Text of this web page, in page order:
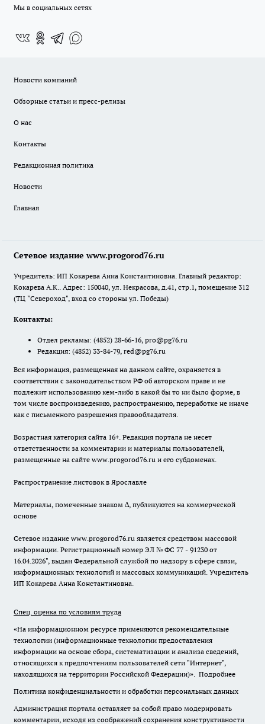
Мы в социальных сетях
Новости компаний
Обзорные статьи и пресс-релизы
О нас
Контакты
Редакционная политика
Новости
Главная
Сетевое издание www.progorod76.ru
Учредитель: ИП Кокарева Анна Константиновна. Главный редактор:
Кокарева А.К.. Адрес: 150040, ул. Некрасова, д.41, стр.1, помещение 312
(ТЦ "Североход", вход со стороны ул. Победы)
Контакты:
Отдел рекламы: (4852) 28-66-16, pro@pg76.ru
Редакция: (4852) 33-84-79, red@pg76.ru
Вся информация, размещенная на данном сайте, охраняется в
соответствии с законодательством РФ об авторском праве и не
подлежит использованию кем-либо в какой бы то ни было форме, в
том числе воспроизведению, распространению, переработке не иначе
как с письменного разрешения правообладателя.
Возрастная категория сайта 16+. Редакция портала не несет
ответственности за комментарии и материалы пользователей,
размещенные на сайте www.progorod76.ru и его субдоменах.
Распространение листовок в Ярославле
Материалы, помеченные знаком ∆, публикуются на коммерческой
основе
Сетевое издание www.progorod76.ru является средством массовой
информации. Регистрационный номер ЭЛ № ФС 77 - 91230 от
16.04.2026", выдан Федеральной службой по надзору в сфере связи,
информационных технологий и массовых коммуникаций. Учредитель
ИП Кокарева Анна Константиновна.
Спец. оценка по условиям труда
«На информационном ресурсе применяются рекомендательные
технологии (информационные технологии предоставления
информации на основе сбора, систематизации и анализа сведений,
относящихся к предпочтениям пользователей сети "Интернет",
находящихся на территории Российской Федерации)». Подробнее
Политика конфиденциальности и обработки персональных данных
Администрация портала оставляет за собой право модерировать
комментарии, исходя из соображений сохранения конструктивности